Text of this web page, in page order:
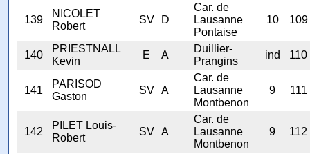
139
NICOLET
Robert
SV D
Car. de
Lausanne
Pontaise
10 109
140
PRIESTNALL
Kevin
E A
Duillier-
Prangins
ind 110
141
PARISOD
Gaston
SV A
Car. de
Lausanne
Montbenon
9 111
142
PILET Louis-
Robert
SV A
Car. de
Lausanne
Montbenon
9 112